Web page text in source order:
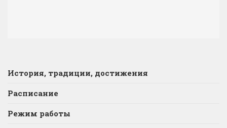
История, традиции, достижения
Расписание
Режим работы